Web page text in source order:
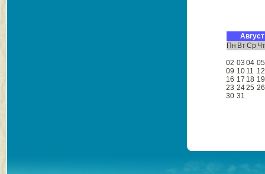
Пн ВтСр
02 03 04 05
09 10 11 12
16 17 18 19
23 2425 26
30 31